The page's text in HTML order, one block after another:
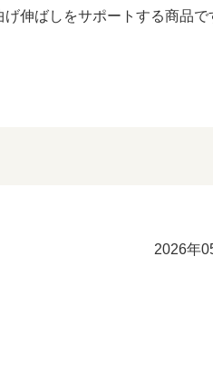
伸ばしをサポートする商品で
2026年